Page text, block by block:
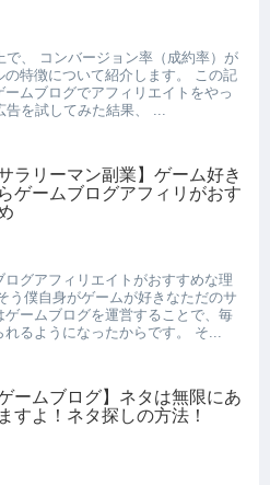
で、 コンバージョン率（成約率）が
特徴について紹介します。 この記
ムブログでアフィリエイトをやっ
を試してみた結果、 ...
サラリーマン副業】ゲーム好き
ゲームブログアフィリがおす
グアフィリエイトがおすすめな理
う僕自身がゲームが好きなただのサ
ームブログを運営することで、毎
るようになったからです。 そ...
ゲームブログ】ネタは無限にあ
すよ！ネタ探しの方法！